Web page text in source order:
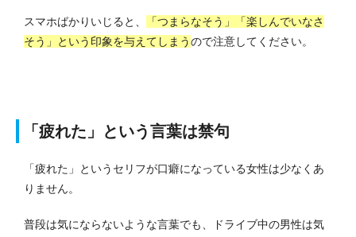
スマホばかりいじると、
「つまらなそう」「楽しんでいなさ
そう」という印象を与えてしまうので注意してください。
「疲れた」という言葉は禁句
「疲れた」というセリフが口癖になっている女性は少なくあ
りません。
普段は気にならないような言葉でも、ドライブ中の男性は気